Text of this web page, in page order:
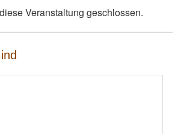
Veranstaltung geschlossen.